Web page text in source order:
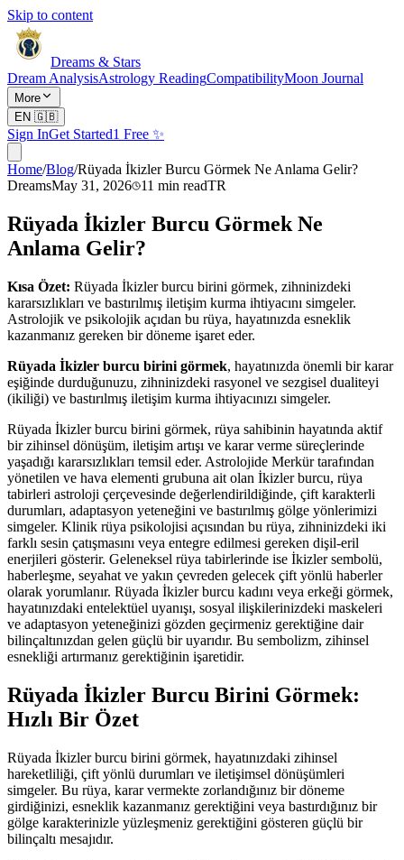
Skip to content
Dreams & Stars
Dream AnalysisAstrology ReadingCompatibilityMoon Journal
More
EN 🇬🇧
Sign InGet Started1 Free ✨
Home/Blog/Rüyada İkizler Burcu Görmek Ne Anlama Gelir?
DreamsMay 31, 2026 11 min readTR
Rüyada İkizler Burcu Görmek Ne
Anlama Gelir?
Kısa Özet: Rüyada İkizler burcu birini görmek, zihninizdeki
kararsızlıkları ve bastırılmış iletişim kurma ihtiyacını simgeler.
Astrolojik ve psikolojik açıdan bu rüya, hayatınızda esneklik
kazanmanız gereken bir döneme işaret eder.
Rüyada İkizler burcu birini görmek, hayatınızda önemli bir karar
eşiğinde durduğunuzu, zihninizdeki rasyonel ve sezgisel dualiteyi
(ikiliği) ve bastırılmış iletişim kurma ihtiyacınızı simgeler.
Rüyada İkizler burcu birini görmek, rüya sahibinin hayatında aktif
bir zihinsel dönüşüm, iletişim artışı ve karar verme süreçlerinde
yaşadığı kararsızlıkları temsil eder. Astrolojide Merkür tarafından
yönetilen ve hava elementi grubuna ait olan İkizler burcu, rüya
tabirleri astroloji çerçevesinde değerlendirildiğinde, çift karakterli
durumları, adaptasyon yeteneğini ve bastırılmış gölge yönlerimizi
simgeler. Klinik rüya psikolojisi açısından bu rüya, zihninizdeki iki
farklı sesin çatışmasını veya entegre edilmesi gereken dişil-eril
enerjileri gösterir. Geleneksel rüya tabirlerinde ise İkizler sembolü,
haberleşme, seyahat ve yakın çevreden gelecek çift yönlü haberler
olarak yorumlanır. Rüyada İkizler burcu kadını veya erkeği görmek,
hayatınızdaki entelektüel uyanışı, sosyal ilişkilerinizdeki maskeleri
ve adaptasyon yeteneğinizi gözden geçirmeniz gerektiğine dair
bilinçaltınızdan gelen güçlü bir uyarıdır. Bu sembolizm, zihinsel
esnekliği artırmanız gerektiğinin işaretidir.
Rüyada İkizler Burcu Birini Görmek:
Hızlı Bir Özet
Rüyada İkizler burcu birini görmek, hayatınızdaki zihinsel
hareketliliği, çift yönlü durumları ve iletişimsel dönüşümleri
simgeler. Bu rüya, karar vermekte zorlandığınız bir döneme
girdiğinizi, esneklik kazanmanız gerektiğini veya bastırdığınız bir
gölge karakterinizle yüzleşmeniz gerektiğini gösteren güçlü bir
bilinçaltı mesajıdır.